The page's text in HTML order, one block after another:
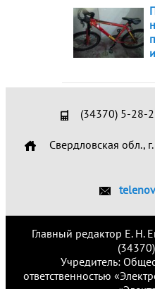
(34370) 5-28-
Свердловская обл.,
Главный редактор Е. Н.
Учредитель:
ответственностью